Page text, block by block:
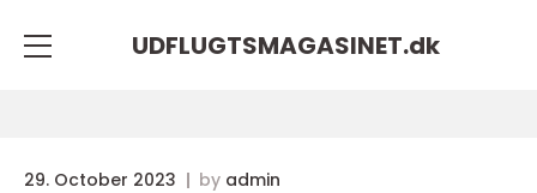
UDFLUGTSMAGASINET.dk
29. October 2023 by admin